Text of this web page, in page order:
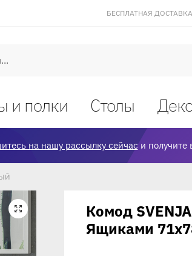
БЕСПЛАТНАЯ
и полки Столы
на нашу рассылку сейчаси получите
🔍
Комод
Ящиками